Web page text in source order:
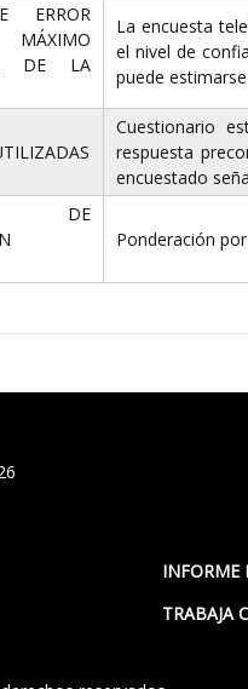
ERROR
MÁXIMO
DE LA
La encuesta
el nivel de
puede
Cuestionario
respuesta
encuestado
DE
Ponderación
INFORME
TRABAJA